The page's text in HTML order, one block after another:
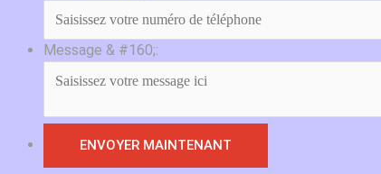
Message & #160;: